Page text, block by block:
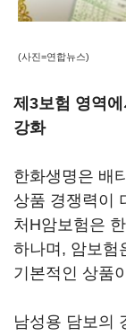
(사진=연합뉴스)
제3보험 영역
강화
한화생명은 배
상품 경쟁력이
처H암보험은
하나며, 암보험
기본적인 상품
남성용 담보의